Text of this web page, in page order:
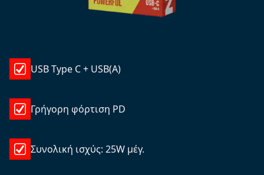
USB Type C + USB(A)
Γρήγορη φόρτιση PD
Συνολική ισχύς: 25W μέγ.